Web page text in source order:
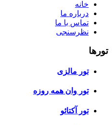
خانه
درباره ما
تماس با ما
نظرسنجی
تورها
تور مالزی
تور وان همه روزه
تور آکتائو